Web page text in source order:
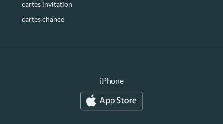
cartes invitation
cartes chance
iPhone